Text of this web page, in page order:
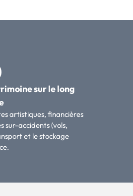
sur le long
artistiques, financières
sur-accidents (vols,
et le stockage